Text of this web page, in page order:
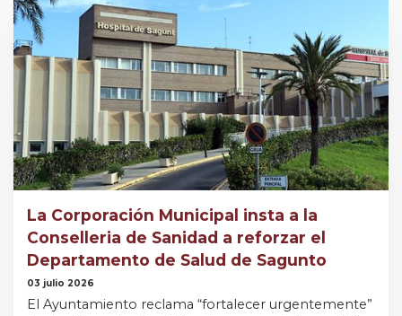
La Corporación Municipal insta a la
Conselleria de Sanidad a reforzar el
Departamento de Salud de Sagunto
03 julio 2026
El Ayuntamiento reclama “fortalecer urgentemente”